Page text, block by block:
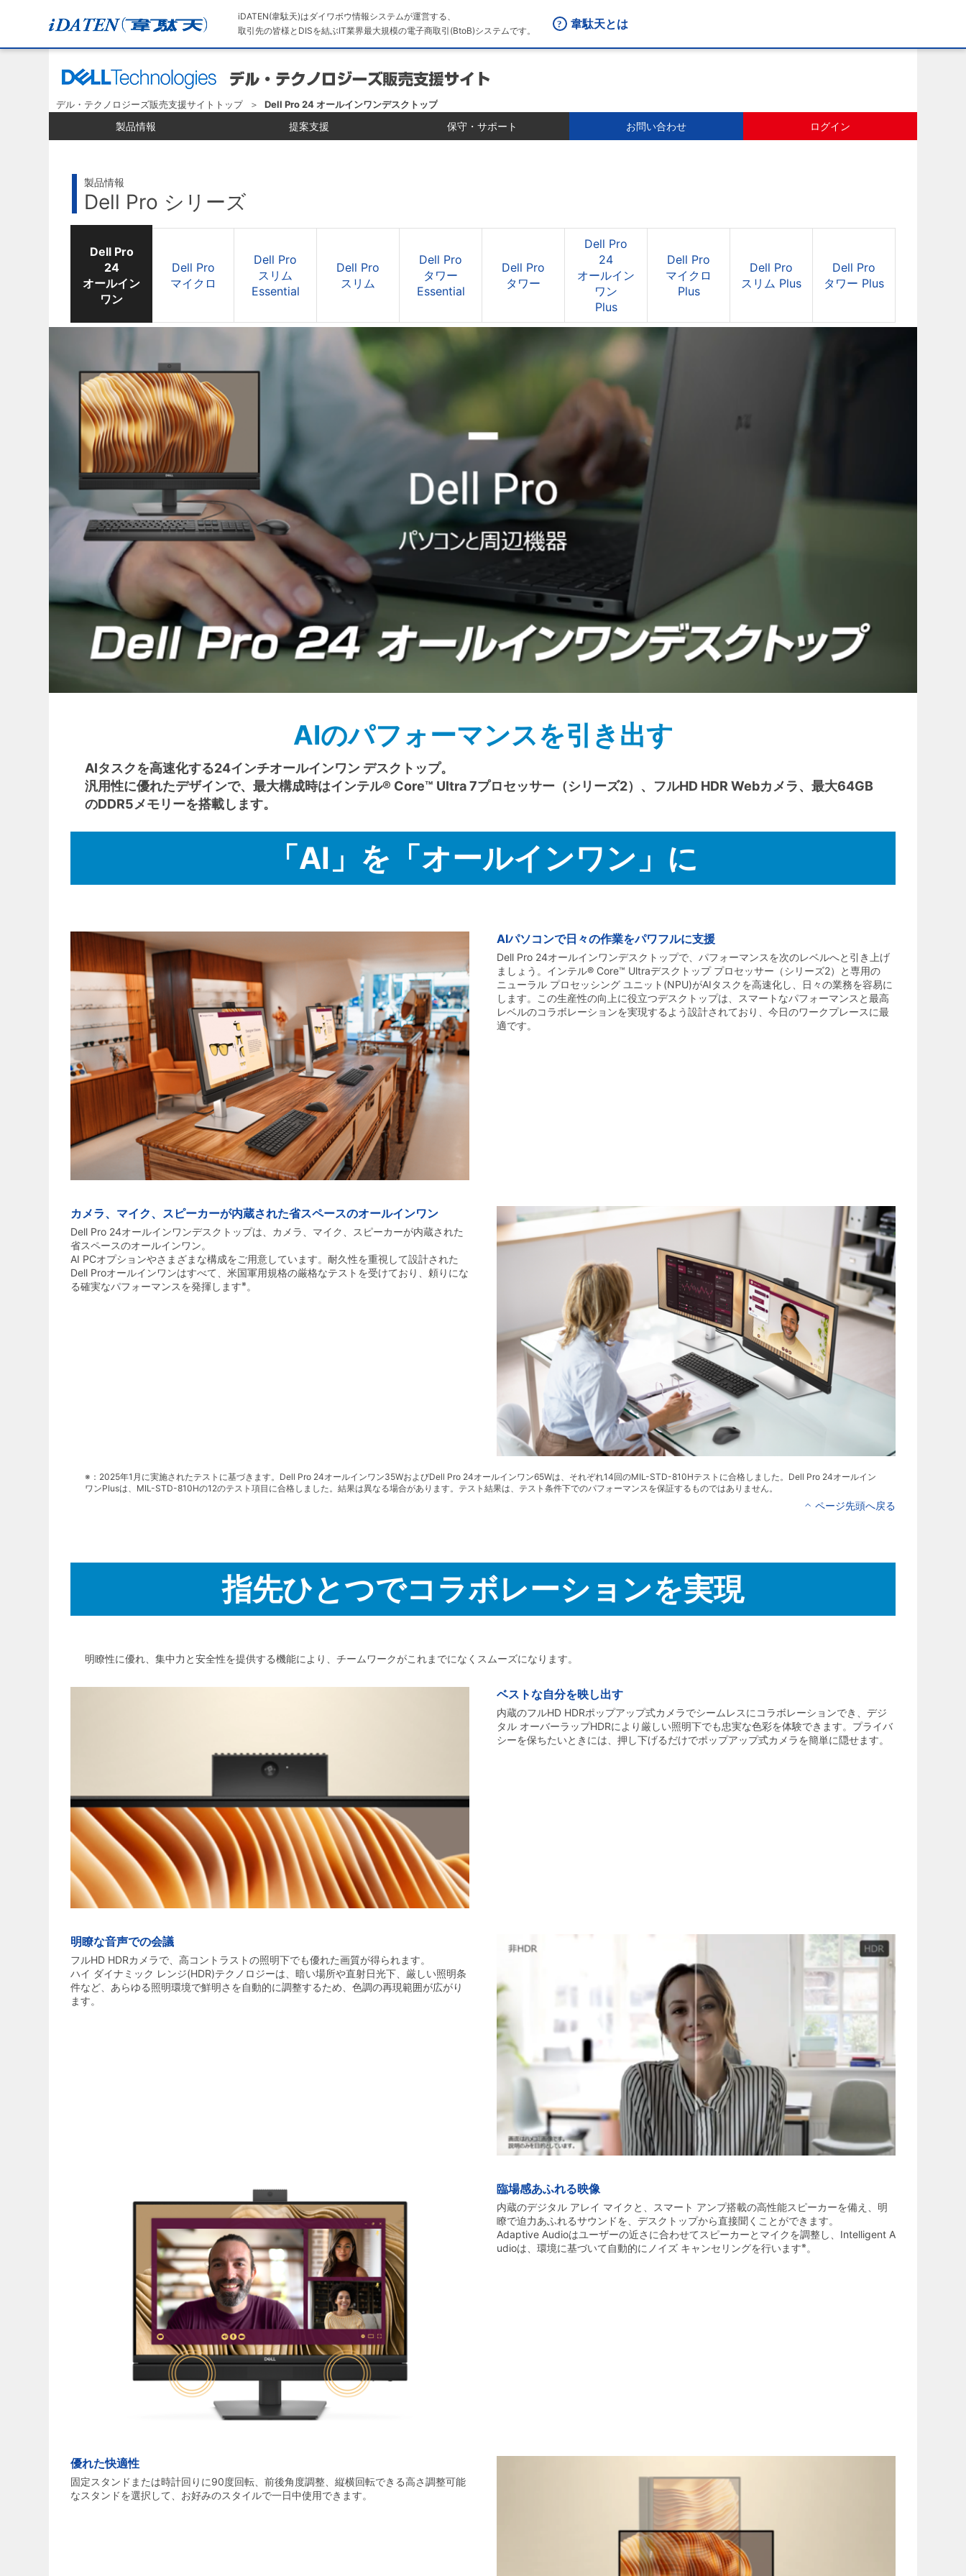
iDATEN(韋駄天)はダイワボウ情報システムが運営する、
取引先の皆様とDISを結ぶIT業界最大規模の電子商取引(BtoB)システムです。
韋駄天とは
デル・テクノロジーズ販売支援サイトトップ Dell Pro 24 オールインワンデスクトップ
製品情報 提案支援 保守・サポート お問い合わせ ログイン
製品情報
Dell Pro シリーズ
Dell Pro
24
オールイン
ワン
Dell Pro
マイクロ
Dell Pro
スリム
Essential
Dell Pro
スリム
Dell Pro
タワー
Essential
Dell Pro
タワー
Dell Pro
24
オールイン
ワン
Plus
Dell Pro
マイクロ
Plus
Dell Pro
スリム Plus
Dell Pro
タワー Plus
AIのパフォーマンスを引き出す
AIタスクを高速化する24インチオールインワン デスクトップ。
汎用性に優れたデザインで、最大構成時はインテル® Core™ Ultra 7プロセッサー（シリーズ2）、フルHD HDR Webカメラ、最大64GB
のDDR5メモリーを搭載します。
「AI」を「オールインワン」に
AIパソコンで日々の作業をパワフルに支援
Dell Pro 24オールインワンデスクトップで、パフォーマンスを次のレベルへと引き上げ
ましょう。インテル® Core™ Ultraデスクトップ プロセッサー（シリーズ2）と専用の
ニューラル プロセッシング ユニット(NPU)がAIタスクを高速化し、日々の業務を容易に
します。この生産性の向上に役立つデスクトップは、スマートなパフォーマンスと最高
レベルのコラボレーションを実現するよう設計されており、今日のワークプレースに最
適です。
カメラ、マイク、スピーカーが内蔵された省スペースのオールインワン
Dell Pro 24オールインワンデスクトップは、カメラ、マイク、スピーカーが内蔵された
省スペースのオールインワン。
AI PCオプションやさまざまな構成をご用意しています。耐久性を重視して設計された
Dell Proオールインワンはすべて、米国軍用規格の厳格なテストを受けており、頼りにな
る確実なパフォーマンスを発揮します※ 。
※：2025年1月に実施されたテストに基づきます。Dell Pro 24オールインワン35WおよびDell Pro 24オールインワン65Wは、それぞれ14回のMIL-STD-810Hテストに合格しました。Dell Pro 24オールイン
ワンPlusは、MIL-STD-810Hの12のテスト項目に合格しました。結果は異なる場合があります。テスト結果は、テスト条件下でのパフォーマンスを保証するものではありません。
ページ先頭へ戻る
指先ひとつでコラボレーションを実現
明瞭性に優れ、集中力と安全性を提供する機能により、チームワークがこれまでになくスムーズになります。
ベストな自分を映し出す
内蔵のフルHD HDRポップアップ式カメラでシームレスにコラボレーションでき、デジ
タル オーバーラップHDRにより厳しい照明下でも忠実な色彩を体験できます。プライバ
シーを保ちたいときには、押し下げるだけでポップアップ式カメラを簡単に隠せます。
明瞭な音声での会議
フルHD HDRカメラで、高コントラストの照明下でも優れた画質が得られます。
ハイ ダイナミック レンジ(HDR)テクノロジーは、暗い場所や直射日光下、厳しい照明条
件など、あらゆる照明環境で鮮明さを自動的に調整するため、色調の再現範囲が広がり
ます。
臨場感あふれる映像
内蔵のデジタル アレイ マイクと、スマート アンプ搭載の高性能スピーカーを備え、明
瞭で迫力あふれるサウンドを、デスクトップから直接聞くことができます。
Adaptive Audioはユーザーの近さに合わせてスピーカーとマイクを調整し、Intelligent A
udioは、環境に基づいて自動的にノイズ キャンセリングを行います※ 。
優れた快適性
固定スタンドまたは時計回りに90度回転、前後角度調整、縦横回転できる高さ調整可能
なスタンドを選択して、お好みのスタイルで一日中使用できます。